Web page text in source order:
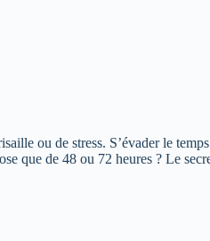
ou de stress. S’évader le
que de 48 ou 72 heures ? Le